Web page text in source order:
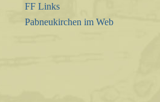
FF Links
Pabneukirchen im Web